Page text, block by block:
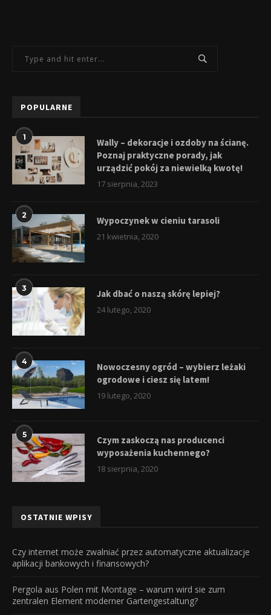
POPULARNE
1
Wally – dekoracje i ozdoby na ścianę.
Poznaj praktyczne porady, jak
urządzić pokój za niewielką kwotę!
17 sierpnia, 2023
2
Wypoczynek w cieniu tarasoli
21 kwietnia, 2020
3
Jak dbać o naszą skórę lepiej?
24 lutego, 2020
4
Nowoczesny ogród – wybierz leżaki
ogrodowe i ciesz się latem!
19 lutego, 2020
5
Czym zaskoczą nas producenci
wyposażenia kuchennego?
18 sierpnia, 2020
OSTATNIE WPISY
Czy internet może zwalniać przez automatyczne aktualizacje
aplikacji bankowych i finansowych?
Pergola aus Polen mit Montage – warum wird sie zum
zentralen Element moderner Gartengestaltung?